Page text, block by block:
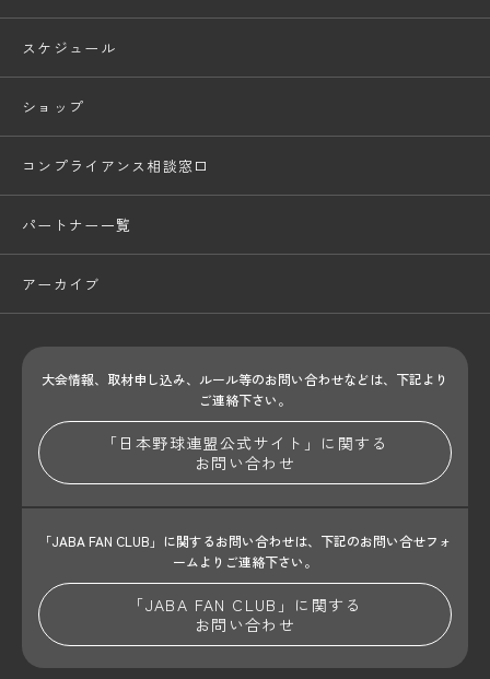
スケジュール
ショップ
コンプライアンス相談窓口
パートナー一覧
アーカイブ
大会情報、取材申し込み、ルール等のお問い合わせなどは、下記より
ご連絡下さい。
「日本野球連盟公式サイト」に関する
お問い合わせ
「JABA FAN CLUB」に関するお問い合わせは、 下記のお問い合せフォ
ームよりご連絡下さい。
「JABA FAN CLUB」に関する
お問い合わせ